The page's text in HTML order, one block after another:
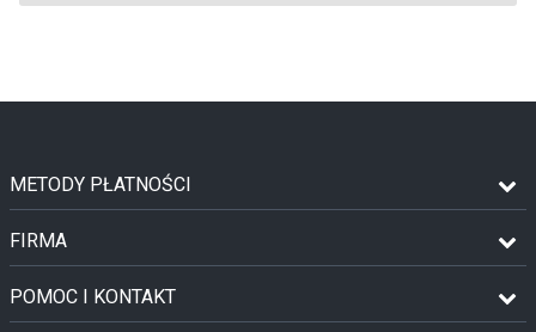
METODY PŁATNOŚCI
FIRMA
POMOC I KONTAKT